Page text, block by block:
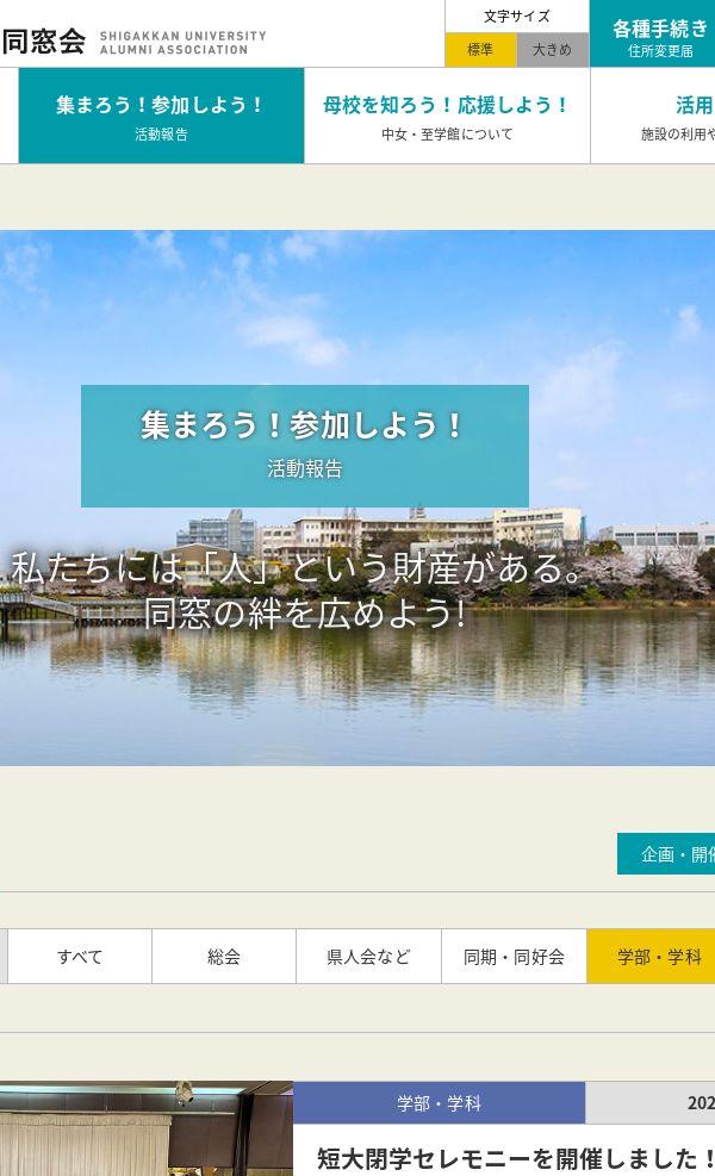
文字サイズ
標準
大きめ
各種手続き
住所変更届
集まろう！参加しよう！
活動報告
母校を知ろう！ 応援しよう！
中女・至学館について
活
施設の利用
集まろう！参加しよう！
活動報告
私たちには「人」という財産がある。
同窓の絆を広めよう!
企画・開
すべて 総会 県人会など 同期・同好会 学部・学科
学部・学科
短大閉学セレモニーを開催しました！